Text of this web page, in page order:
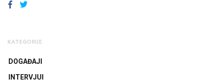
FACEBOOK
TWITTER
KATEGORIJE
DOGAĐAJI
INTERVJUI